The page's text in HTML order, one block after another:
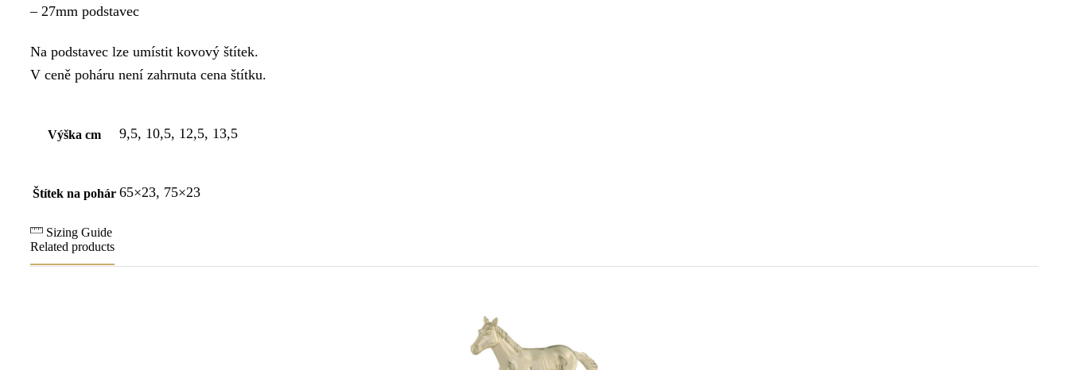
– 27mm podstavec
Na podstavec lze umístit kovový štítek.
V ceně poháru není zahrnuta cena štítku.
Výška cm 9,5, 10,5, 12,5, 13,5
Štítek na pohár 65×23, 75×23
Sizing Guide
Related products